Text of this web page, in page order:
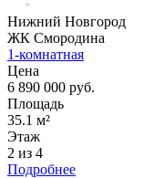
Нижний Новгород
ЖК Смородина
1-комнатная
Цена
6 890 000 руб.
Площадь
35.1 м²
Этаж
2 из 4
Подробнее